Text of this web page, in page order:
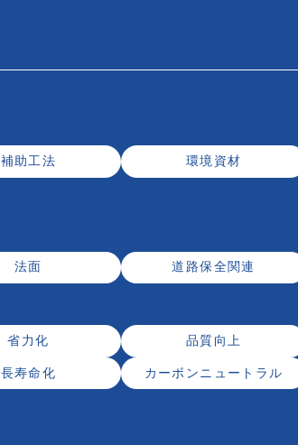
補助工法 環境資材
法面 道路保全関連
省力化 品質向上
長寿命化 カーボンニュートラル